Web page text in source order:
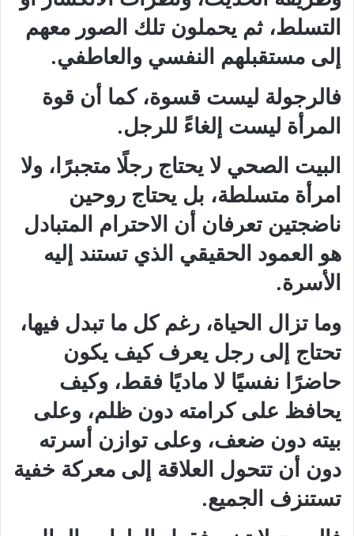
التسلط، ثم يحملون تلك الصور معهم
إلى مستقبلهم النفسي والعاطفي.
فالرجولة ليست قسوة، كما أن قوة
المرأة ليست إلغاءً للرجل.
البيت الصحي لا يحتاج رجلًا متجبرًا، ولا
امرأة متسلطة، بل يحتاج روحين
ناضجتين تعرفان أن الاحترام المتبادل
هو العمود الحقيقي الذي تستند إليه
الأسرة.
وما تزال الحياة، رغم كل ما تبدل فيها،
تحتاج إلى رجل يعرف كيف يكون
حاضرًا نفسيًا لا ماديًا فقط، وكيف
يحافظ على كرامته دون ظلم، وعلى
بيته دون ضعف، وعلى توازن أسرته
دون أن تتحول العلاقة إلى معركة خفية
تستنزف الجميع.